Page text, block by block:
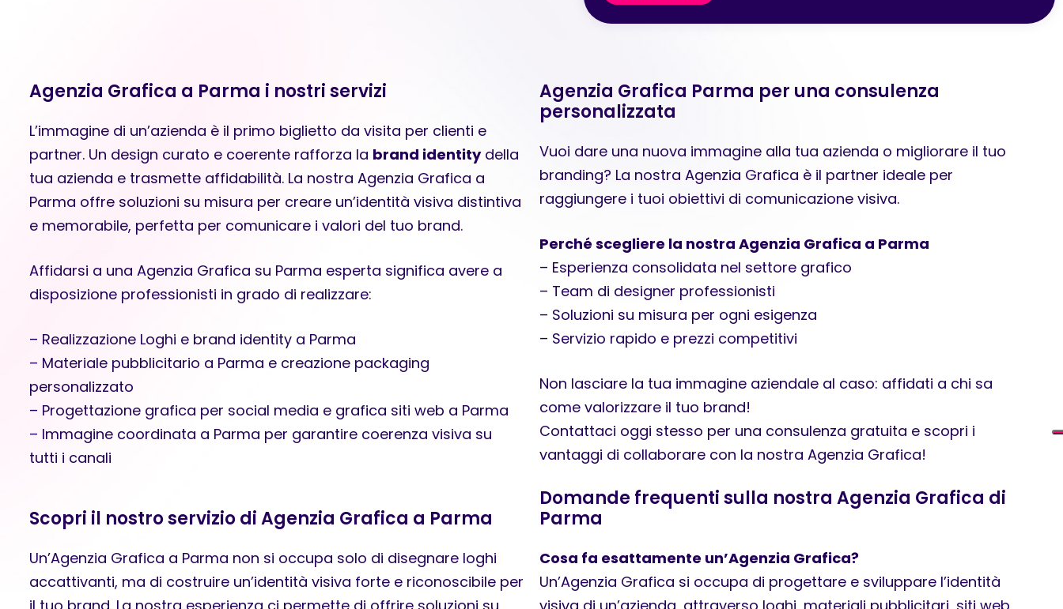
Agenzia Grafica a Parma i nostri servizi
L’immagine di un’azienda è il primo biglietto da visita per clienti e
partner. Un design curato e coerente rafforza la brand identitydella
tua azienda e trasmette affidabilità. La nostra Agenzia Grafica a
Parma offre soluzioni su misura per creare un’identità visiva distintiva
e memorabile, perfetta per comunicare i valori del tuo brand.
Affidarsi a una Agenzia Grafica su Parma esperta significa avere a
disposizione professionisti in grado di realizzare:
– Realizzazione Loghi e brand identity a Parma
– Materiale pubblicitario a Parma e creazione packaging
personalizzato
– Progettazione grafica per social media e grafica siti web a Parma
– Immagine coordinata a Parma per garantire coerenza visiva su
tutti i canali
Scopri il nostro servizio di Agenzia Grafica a Parma
Un’Agenzia Grafica a Parma non si occupa solo di disegnare loghi
accattivanti, ma di costruire un’identità visiva forte e riconoscibile per
Agenzia Grafica Parma per una consulenza
personalizzata
Vuoi dare una nuova immagine alla tua azienda o migliorare il tuo
branding? La nostra Agenzia Grafica è il partner ideale per
raggiungere i tuoi obiettivi di comunicazione visiva.
Perché scegliere la nostra Agenzia Grafica a Parma
– Esperienza consolidata nel settore grafico
– Team di designer professionisti
– Soluzioni su misura per ogni esigenza
– Servizio rapido e prezzi competitivi
Non lasciare la tua immagine aziendale al caso: affidati a chi sa
come valorizzare il tuo brand!
Contattaci oggi stesso per una consulenza gratuita e scopri i
vantaggi di collaborare con la nostra Agenzia Grafica!
Domande frequenti sulla nostra Agenzia Grafica di
Parma
Cosa fa esattamente un’Agenzia Grafica?
Un’Agenzia Grafica si occupa di progettare e sviluppare l’identità